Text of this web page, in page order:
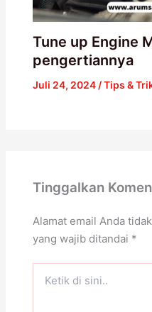
Tune up Engine
pengertiannya
Juli 24, 2024 /Tips &
Tinggalkan
Alamat email Anda
yang wajib ditandai *